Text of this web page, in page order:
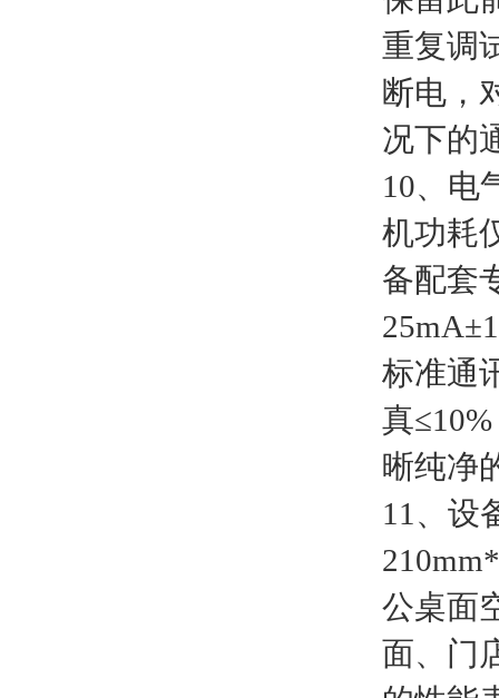
重复调
断电，
况下的
10、电
机功耗
备配套
标准通
真
晰纯净
11、设
公桌面
面、门